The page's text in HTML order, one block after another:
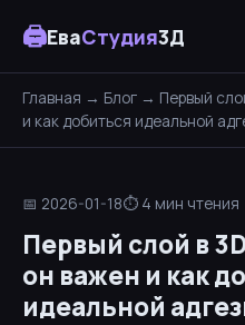
🖨ЕваСтудия3Д
Главная → Блог → Первый
и как добиться идеальной
📅 2026-01-18⏱ 4 мин чтения
Первый слой в
он важен и как
идеальной